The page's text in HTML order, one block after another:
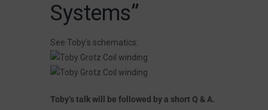
Systems”
See Toby’s schematics:
Toby’s talk will be followed by a short Q & A.